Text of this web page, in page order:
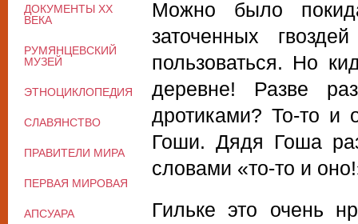
Можно было
заточенных
пользоваться. Но
деревне! Разве
дротиками? То-то и
Гоши. Дядя Гоша
словами «то-то и
Гильке это очень
ДОКУМЕНТЫ XX
ВЕКА
РУМЯНЦЕВСКИЙ
МУЗЕЙ
ЭТНОЦИКЛОПЕДИЯ
СЛАВЯНСТВО
ПРАВИТЕЛИ МИРА
ПЕРВАЯ МИРОВАЯ
АПСУАРА